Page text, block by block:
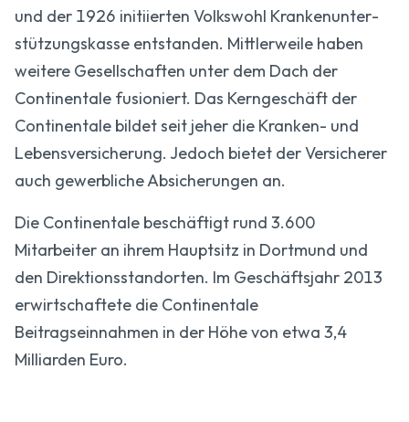
und der 1926 initiierten Volkswohl Kranken­unter­
stützungs­kasse entstanden. Mittlerweile haben
weitere Gesellschaften unter dem Dach der
Continentale fusioniert. Das Kerngeschäft der
Continentale bildet seit jeher die Kranken- und
Lebensversicherung. Jedoch bietet der Versicherer
auch gewerbliche Absicherungen an.
Die Continentale beschäftigt rund 3.600
Mitarbeiter an ihrem Hauptsitz in Dortmund und
den Direktionsstandorten. Im Geschäftsjahr 2013
erwirtschaftete die Continentale
Beitragseinnahmen in der Höhe von etwa 3,4
Milliarden Euro.